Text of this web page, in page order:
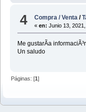
4 Compra / Venta /
«en: Junio 13,
Me gustarÃ­a
Un saludo
Páginas: [1]